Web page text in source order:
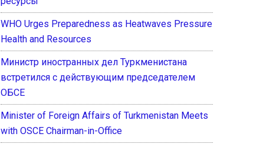
WHO Urges Preparedness as Heatwaves Pressure
Health and Resources
Министр иностранных дел Туркменистана
встретился с действующим председателем
ОБСЕ
Minister of Foreign Affairs of Turkmenistan Meets
with OSCE Chairman-in-Office